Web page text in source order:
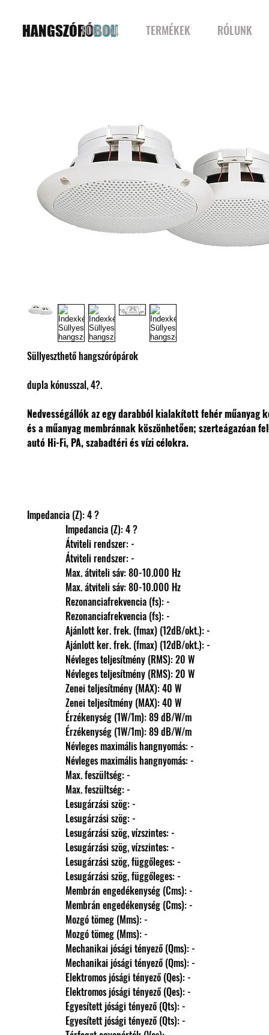
HANGSZÓRÓBOLT
FŐOLDAL TERMÉKEK RÓLUNK
Süllyeszthető hangszórópárok
dupla kónusszal, 4?.
Nedvességállók az egy darabból kialakított fehér műanyag
és a műanyag membránnak köszönhetően; szerteágazóan
autó Hi-Fi, PA, szabadtéri és vízi célokra.
Impedancia (Z): 4 ?
                Impedancia (Z): 4 ?
                Átviteli rendszer: -
                Átviteli rendszer: -
                Max. átviteli sáv: 80-10.000 Hz
                Max. átviteli sáv: 80-10.000 Hz
                Rezonanciafrekvencia (fs): -
                Rezonanciafrekvencia (fs): -
                Ajánlott ker. frek. (fmax) (12dB/okt.): -
                Ajánlott ker. frek. (fmax) (12dB/okt.): -
                Névleges teljesítmény (RMS): 20 W
                Névleges teljesítmény (RMS): 20 W
                Zenei teljesítmény (MAX): 40 W
                Zenei teljesítmény (MAX): 40 W
                Érzékenység (1W/1m): 89 dB/W/m
                Érzékenység (1W/1m): 89 dB/W/m
                Névleges maximális hangnyomás: -
                Névleges maximális hangnyomás: -
                Max. feszültség: -
                Max. feszültség: -
                Lesugárzási szög: -
                Lesugárzási szög: -
                Lesugárzási szög, vízszintes: -
                Lesugárzási szög, vízszintes: -
                Lesugárzási szög, függőleges: -
                Lesugárzási szög, függőleges: -
                Membrán engedékenység (Cms): -
                Membrán engedékenység (Cms): -
                Mozgó tömeg (Mms): -
                Mozgó tömeg (Mms): -
                Mechanikai jósági tényező (Qms): -
                Mechanikai jósági tényező (Qms): -
                Elektromos jósági tényező (Qes): -
                Elektromos jósági tényező (Qes): -
                Egyesített jósági tényező (Qts): -
                Egyesített jósági tényező (Qts): -